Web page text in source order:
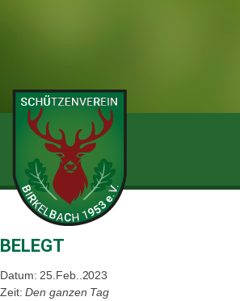
BELEGT
Datum: 25.Feb..2023
Zeit:Den ganzen Tag